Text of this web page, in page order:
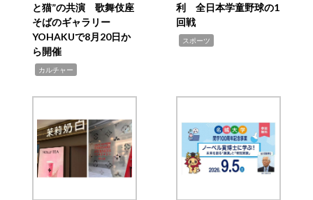
と猫”の共演 歌舞伎座
そばのギャラリー
YOHAKUで8月20日か
ら開催
カルチャー
利 全日本学童野球の1
回戦
スポーツ